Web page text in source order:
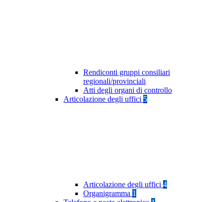
Rendiconti gruppi consiliari
regionali/provinciali
Atti degli organi di controllo
Articolazione degli uffici 5
Articolazione degli uffici 4
Organigramma 1